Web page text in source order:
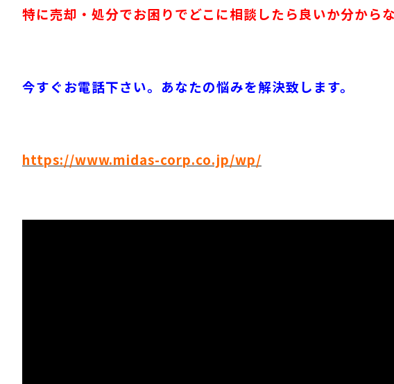
特に売却・処分でお困りでどこに相談したら良いか分から
今すぐお電話下さい。あなたの悩みを解決致します。
https://www.midas-corp.co.jp/wp/